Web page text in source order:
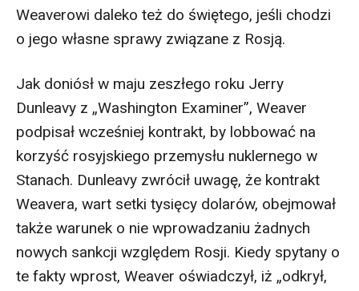
Weaverowi daleko też do świętego, jeśli chodzi
o jego własne sprawy związane z Rosją.
Jak doniósł w maju zeszłego roku Jerry
Dunleavy z „Washington Examiner”, Weaver
podpisał wcześniej kontrakt, by lobbować na
korzyść rosyjskiego przemysłu nuklernego w
Stanach. Dunleavy zwrócił uwagę, że kontrakt
Weavera, wart setki tysięcy dolarów, obejmował
także warunek o nie wprowadzaniu żadnych
nowych sankcji względem Rosji. Kiedy spytany o
te fakty wprost, Weaver oświadczył, iż „odkrył,